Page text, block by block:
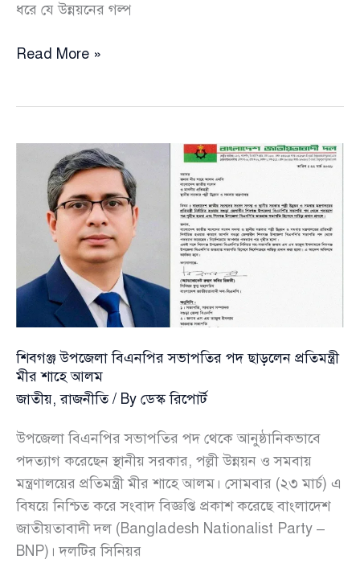
ধরে যে উন্নয়নের গল্প
১৭
আড়ালে
বাস্তবতার
শূন্যতা
ভিন্ন
চিত্র
দেখলেন
প্রতিমন্ত্রী
Read More »
শিবগঞ্জ উপজেলা বিএনপির সভাপতির পদ ছাড়লেন প্রতিমন্ত্রী
মীর শাহে আলম
জাতীয়,রাজনীতি/ By ডেস্ক রিপোর্ট
উপজেলা বিএনপির সভাপতির পদ থেকে আনুষ্ঠানিকভাবে
পদত্যাগ করেছেন স্থানীয় সরকার, পল্লী উন্নয়ন ও সমবায়
মন্ত্রণালয়ের প্রতিমন্ত্রী মীর শাহে আলম। সোমবার (২৩ মার্চ) এ
বিষয়ে নিশ্চিত করে সংবাদ বিজ্ঞপ্তি প্রকাশ করেছে বাংলাদেশ
জাতীয়তাবাদী দল (Bangladesh Nationalist Party –
BNP)। দলটির সিনিয়র